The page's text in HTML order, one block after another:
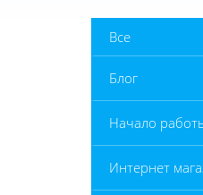
Все
Блог
Начало
Интернет